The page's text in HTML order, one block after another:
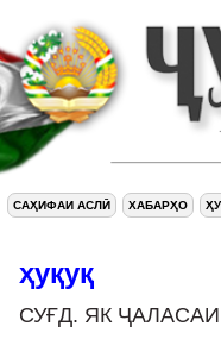
САҲИФАИ АСЛӢ ХАБАРҲО
ҳуқуқ
СУҒД. ЯК